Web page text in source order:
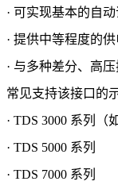
· 可实现基本的自动
· 提供中等程度的
· 与多种差分、高压
常见支持该接口的
· TDS 3000 系列（
· TDS 5000 系列
· TDS 7000 系列